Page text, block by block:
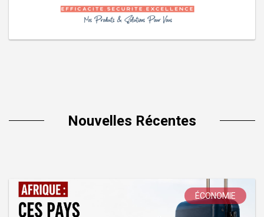
Nouvelles Récentes
ÉCONOMIE